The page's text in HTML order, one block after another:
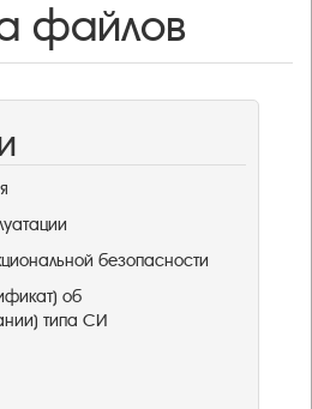
файлов
безопасности
об
типа СИ